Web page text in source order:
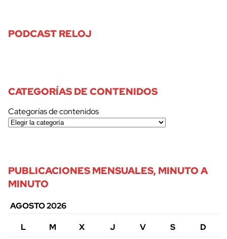
PODCAST RELOJ
CATEGORÍAS DE CONTENIDOS
Categorías de contenidos
PUBLICACIONES MENSUALES, MINUTO A
MINUTO
AGOSTO 2026
L
M X J V S
D